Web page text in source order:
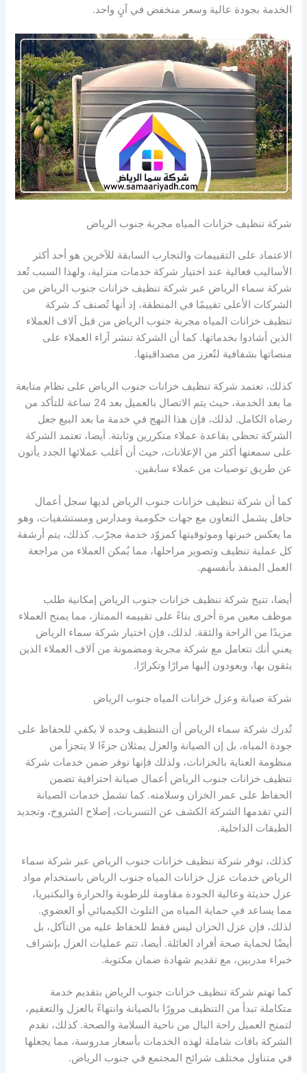
الخدمة بجودة عالية وسعر منخفض في آنٍ واحد.
شركة تنظيف خزانات المياه مجربة جنوب الرياض
الاعتماد على التقييمات والتجارب السابقة للآخرين هو أحد أكثر
الأساليب فعالية عند اختيار شركة خدمات منزلية، ولهذا السبب تُعد
شركة سماء الرياض عبر شركة تنظيف خزانات جنوب الرياض من
الشركات الأعلى تقييمًا في المنطقة، إذ أنها تُصنف كـ شركة
تنظيف خزانات المياه مجربة جنوب الرياض من قبل آلاف العملاء
الذين أشادوا بخدماتها. كما أن الشركة تنشر آراء العملاء على
منصاتها بشفافية لتُعزز من مصداقيتها.
كذلك، تعتمد شركة تنظيف خزانات جنوب الرياض على نظام متابعة
ما بعد الخدمة، حيث يتم الاتصال بالعميل بعد 24 ساعة للتأكد من
رضاه الكامل. لذلك، فإن هذا النهج في خدمة ما بعد البيع جعل
الشركة تحظى بقاعدة عملاء متكررين وثابتة. أيضا، تعتمد الشركة
على سمعتها أكثر من الإعلانات، حيث أن أغلب عملائها الجدد يأتون
عن طريق توصيات من عملاء سابقين.
كما أن شركة تنظيف خزانات جنوب الرياض لديها سجل أعمال
حافل يشمل التعاون مع جهات حكومية ومدارس ومستشفيات، وهو
ما يعكس خبرتها وموثوقيتها كمزوّد خدمة مجرّب. كذلك، يتم أرشفة
كل عملية تنظيف وتصوير مراحلها، مما يُمكن العملاء من مراجعة
العمل المنفذ بأنفسهم.
أيضا، تتيح شركة تنظيف خزانات جنوب الرياض إمكانية طلب
موظف معين مرة أخرى بناءً على تقييمه الممتاز، مما يمنح العملاء
مزيدًا من الراحة والثقة. لذلك، فإن اختيار شركة سماء الرياض
يعني أنك تتعامل مع شركة مجربة ومضمونة من آلاف العملاء الذين
يثقون بها، ويعودون إليها مرارًا وتكرارًا.
شركة صيانة وعزل خزانات المياه جنوب الرياض
تُدرك شركة سماء الرياض أن التنظيف وحده لا يكفي للحفاظ على
جودة المياه، بل إن الصيانة والعزل يمثلان جزءًا لا يتجزأ من
منظومة العناية بالخزانات، ولذلك فإنها توفر ضمن خدمات شركة
تنظيف خزانات جنوب الرياض أعمال صيانة احترافية تضمن
الحفاظ على عمر الخزان وسلامته. كما تشمل خدمات الصيانة
التي تقدمها الشركة الكشف عن التسربات، إصلاح الشروخ، وتجديد
الطبقات الداخلية.
كذلك، توفر شركة تنظيف خزانات جنوب الرياض عبر شركة سماء
الرياض خدمات عزل خزانات المياه جنوب الرياض باستخدام مواد
عزل حديثة وعالية الجودة مقاومة للرطوبة والحرارة والبكتيريا،
مما يساعد في حماية المياه من التلوث الكيميائي أو العضوي.
لذلك، فإن عزل الخزان ليس فقط للحفاظ عليه من التآكل، بل
أيضًا لحماية صحة أفراد العائلة. أيضا، تتم عمليات العزل بإشراف
خبراء مدربين، مع تقديم شهادة ضمان مكتوبة.
كما تهتم شركة تنظيف خزانات جنوب الرياض بتقديم خدمة
متكاملة تبدأ من التنظيف مرورًا بالصيانة وانتهاءً بالعزل والتعقيم،
لتمنح العميل راحة البال من ناحية السلامة والصحة. كذلك، تقدم
الشركة باقات شاملة لهذه الخدمات بأسعار مدروسة، مما يجعلها
في متناول مختلف شرائح المجتمع في جنوب الرياض.